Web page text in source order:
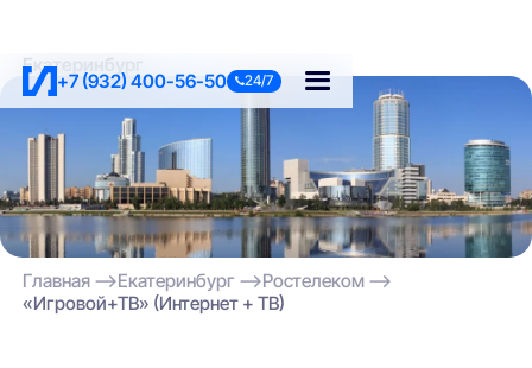
+7 (932) 400-56-50 24/7
Екатеринбург
Главная Екатеринбург
Ростелеком
«Игровой+ТВ» (Интернет + ТВ)